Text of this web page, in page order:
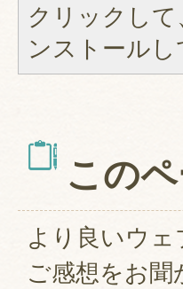
クリックし
ンストールし
この
より良いウ
ご感想をお聞